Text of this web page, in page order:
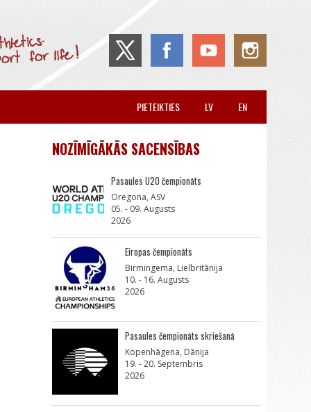
EN
LV
PIETEIKTIES
NOZĪMĪGĀKĀS SACENSĪBAS
Pasaules U20 čempionāts
Oregona, ASV
05. - 09. Augusts
2026
Eiropas čempionāts
Birmingema, Lielbritānija
10. - 16. Augusts
2026
Pasaules čempionāts skriešanā
Kopenhāgena, Dānija
19. - 20. Septembris
2026